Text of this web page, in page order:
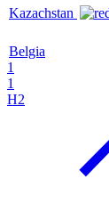
Kazachstan
Belgia
1
1
H2